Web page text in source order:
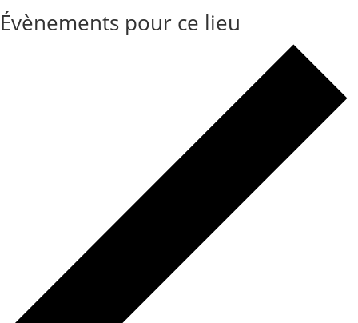
Évènements pour ce lieu